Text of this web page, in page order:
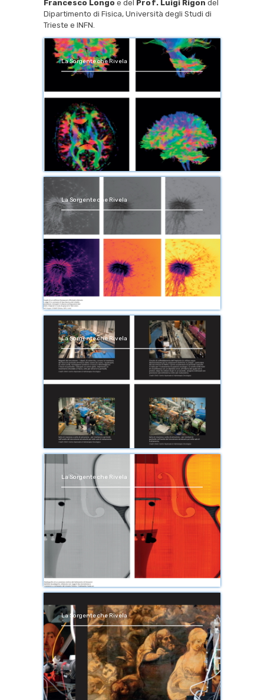
Francesco Longo e del Prof. Luigi Rigon del
Dipartimento di Fisica, Università degli Studi di
Trieste e INFN.
La Sorgente che Rivela
La Sorgente che Rivela
La Sorgente che Rivela
La Sorgente che Rivela
La Sorgente che Rivela